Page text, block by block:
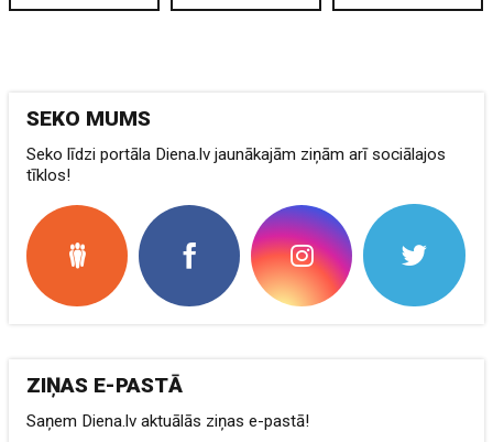
SEKO MUMS
Seko līdzi portāla Diena.lv jaunākajām ziņām arī sociālajos
tīklos!
ZIŅAS E-PASTĀ
Saņem Diena.lv aktuālās ziņas e-pastā!